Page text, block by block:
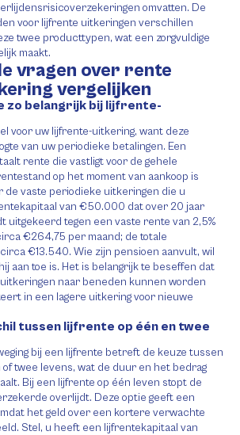
omvatten. De
voor lijfrente uitkeringen verschillen
twee producttypen, wat een zorgvuldige
maakt.
vragen over rente
vergelijken
zo belangrijk bij lijfrente-
voor uw lijfrente-uitkering, want deze
van uw periodieke betalingen. Een
rente die vastligt voor de gehele
op het moment van aankoop is
de vaste periodieke uitkeringen die u
van €50.000 dat over 20 jaar
uitgekeerd tegen een vaste rente van 2,5%
€264,75 per maand; de totale
€13.540. Wie zijn pensioen aanvult, wil
aan toe is. Het is belangrijk te beseffen dat
naar beneden kunnen worden
in een lagere uitkering voor nieuwe
tussen lijfrente op één en twee
bij een lijfrente betreft de keuze tussen
twee levens, wat de duur en het bedrag
Bij een lijfrente op één leven stopt de
overlijdt. Deze optie geeft een
het geld over een kortere verwachte
Stel, u heeft een lijfrentekapitaal van